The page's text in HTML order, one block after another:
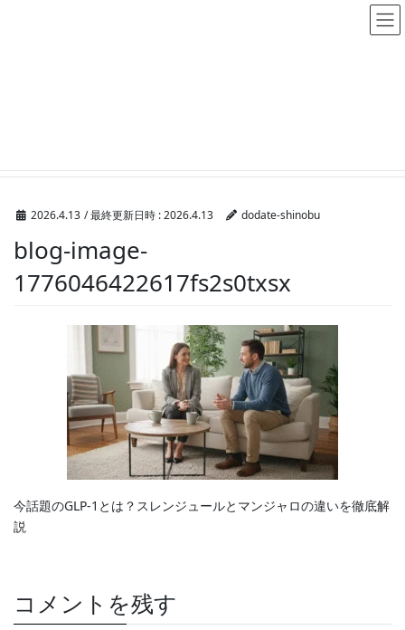
2026.4.13 / 最終更新日時 :2026.4.13 dodate-shinobu
blog-image-
1776046422617fs2s0txsx
今話題のGLP-1とは？スレンジュールとマンジャロの違いを徹底解
説
コメントを残す